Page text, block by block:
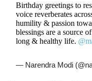
Birthday greetings to
voice reverberates
humility & passion
blessings are a source
long & healthy life.
— Narendra Modi